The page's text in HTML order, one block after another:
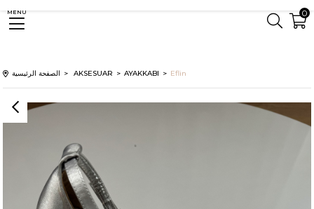
MENU 0
الصفحة الرئيسية AKSESUAR AYAKKABI Eflin